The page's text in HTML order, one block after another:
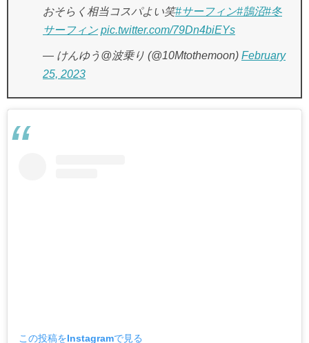
おそらく相当コスパよい笑#サーフィン#鵠沼#冬
サーフィン pic.twitter.com/79Dn4biEYs
— けんゆう@波乗り (@10Mtothemoon) February
25, 2023
この投稿をInstagramで見る